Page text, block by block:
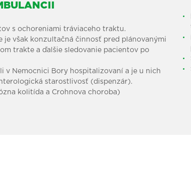
s ochoreniami tráviaceho traktu.
je však konzultačná činnosť pred plánovanými
trakte a ďalšie sledovanie pacientov po
v Nemocnici Bory hospitalizovaní a je u nich
starostlivosť (dispenzár).
kolitída a Crohnova choroba)